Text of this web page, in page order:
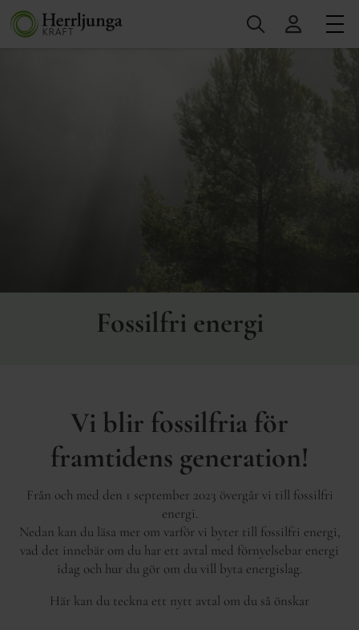
Fossilfri energi
Vi blir fossilfria för
framtidens generation!
Från och med den 1 september 2023 övergår vi till fossilfri
energi.
Nedan kan du läsa mer om varför vi byter till fossilfri energi,
vad det innebär om du har ett avtal med förnyelsebar energi
idag och hur du gör om du vill byta energislag.
Här kan du teckna ett nytt avtal om du så önskar